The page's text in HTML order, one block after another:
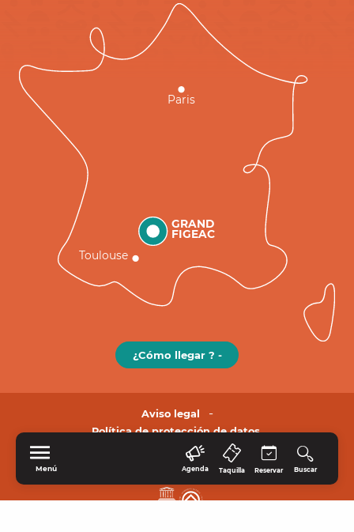
Menú Agenda Taquilla Reservar Buscar
GRAND
FIGEAC
Toulouse
Paris
¿Cómo llegar ? -
Aviso legal
Política de protección de datos.